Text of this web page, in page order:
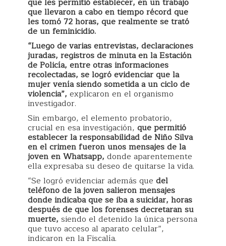
que llevaron a cabo en tiempo récord que
les tomó 72 horas, que realmente se trató
de un feminicidio.
“Luego de varias entrevistas, declaraciones
juradas, registros de minuta en la Estación
de Policía, entre otras informaciones
recolectadas, se logró evidenciar que la
mujer venía siendo sometida a un ciclo de
violencia”, explicaron en el organismo
investigador.
Sin embargo, el elemento probatorio,
crucial en esa investigación, que permitió
establecer la responsabilidad de Niño Silva
en el crimen fueron unos mensajes de la
joven en Whatsapp, donde aparentemente
ella expresaba su deseo de quitarse la vida.
“Se logró evidenciar además que del
teléfono de la joven salieron mensajes
donde indicaba que se iba a suicidar, horas
después de que los forenses decretaran su
muerte, siendo el detenido la única persona
que tuvo acceso al aparato celular”,
indicaron en la Fiscalía.